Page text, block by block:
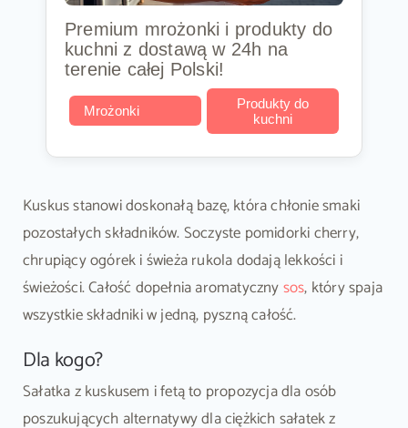
Premium mrożonki i produkty do
kuchni z dostawą w 24h na
terenie całej Polski!
Mrożonki
Produkty do
kuchni
Kuskus stanowi doskonałą bazę, która chłonie smaki
pozostałych składników. Soczyste pomidorki cherry,
chrupiący ogórek i świeża rukola dodają lekkości i
świeżości. Całość dopełnia aromatycznysos, który spaja
wszystkie składniki w jedną, pyszną całość.
Dla kogo?
Sałatka z kuskusem i fetą to propozycja dla osób
poszukujących alternatywy dla ciężkich sałatek z